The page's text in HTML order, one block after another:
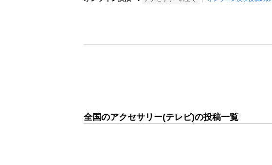
全国のアクセサリー(テレビ)の投稿一覧